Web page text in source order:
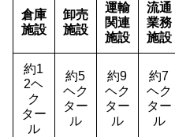
倉庫
施設
卸売
施設
運輸
関連
施設
流通
業務
施設
約1
2ヘ
ク
ター
ル
約5
ヘク
ター
ル
約9
ヘク
ター
ル
約7
ヘク
ター
ル